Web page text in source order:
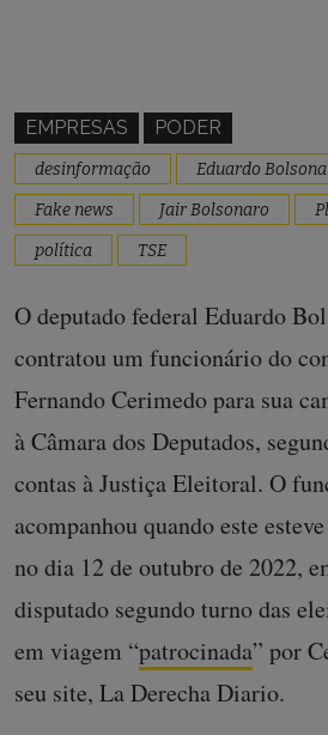
EMPRESAS PODER
desinformação Eduardo
Fake news
Jair Bolsonaro
política
TSE
O deputado federal Eduardo
contratou um funcionário do
Fernando Cerimedo para sua
à Câmara dos Deputados,
contas à Justiça Eleitoral. O
acompanhou quando este
no dia 12 de outubro de 2022,
disputado segundo turno das
em viagem “patrocinada” por
seu site, La Derecha Diario.